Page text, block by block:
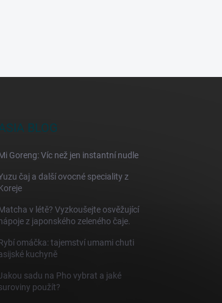
BLOG
Goreng: Víc než jen instantní nudle
čaj a další ovocné speciality z
v létě? Vyzkoušejte osvěžující
z japonského zeleného čaje.
omáčka: tajemství umami chuti
kuchyně
sadu na Pho vybrat a jaké
použít?